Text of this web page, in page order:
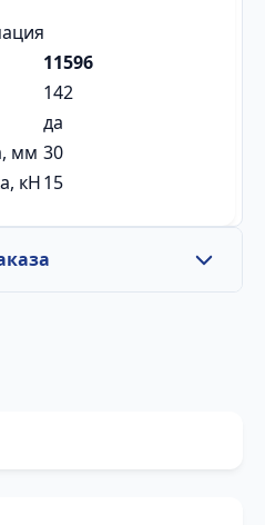
11596
142
да
мм 30
кН15